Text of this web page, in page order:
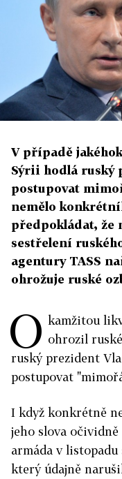
V případě
Sýrii hodlá
postupovat
nemělo
předpokládat, že
sestřelení
agentury TASS
ohrožuje ruské
O kamžitou
ohrozil
ruský prezident
postupovat
I když konkrétně
jeho slova
armáda v
který údajně